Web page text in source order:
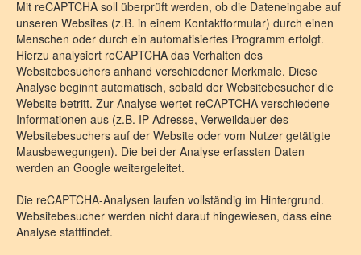
Mit reCAPTCHA soll überprüft werden, ob die Dateneingabe auf
unseren Websites (z.B. in einem Kontaktformular) durch einen
Menschen oder durch ein automatisiertes Programm erfolgt.
Hierzu analysiert reCAPTCHA das Verhalten des
Websitebesuchers anhand verschiedener Merkmale. Diese
Analyse beginnt automatisch, sobald der Websitebesucher die
Website betritt. Zur Analyse wertet reCAPTCHA verschiedene
Informationen aus (z.B. IP-Adresse, Verweildauer des
Websitebesuchers auf der Website oder vom Nutzer getätigte
Mausbewegungen). Die bei der Analyse erfassten Daten
werden an Google weitergeleitet.
Die reCAPTCHA-Analysen laufen vollständig im Hintergrund.
Websitebesucher werden nicht darauf hingewiesen, dass eine
Analyse stattfindet.